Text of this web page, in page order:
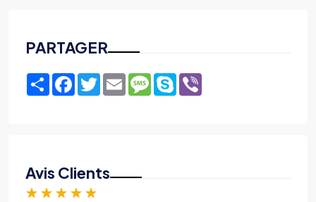
PARTAGER
ShareFacebook
TwitterEmailMessage
Skype
Avis Clients
★ ★ ★ ★ ★